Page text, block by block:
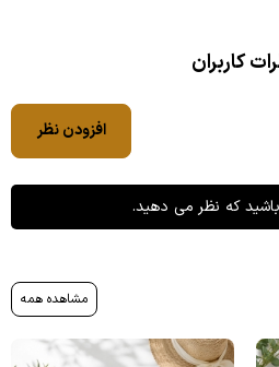
کاربران
افزودن نظر
که نظر می دهید.
مشاهده همه